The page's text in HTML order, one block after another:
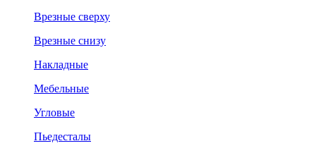
Врезные сверху
Врезные снизу
Накладные
Мебельные
Угловые
Пьедесталы